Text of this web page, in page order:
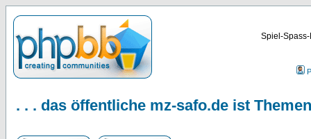
Spiel-
. . . das öffentliche mz-safo.de ist